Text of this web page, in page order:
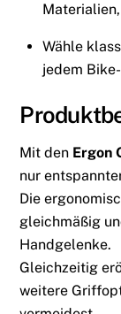
Wähle
jedem
Mit den Ergon
nur
Die
gleichmäßig
Handgelenke.
Gleichzeitig
weitere